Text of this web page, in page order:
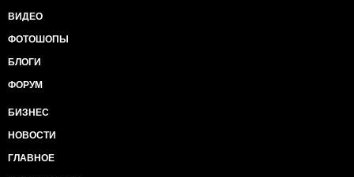
ВИДЕО
ФОТОШОПЫ
БЛОГИ
ФОРУМ
БИЗНЕС
НОВОСТИ
ГЛАВНОЕ